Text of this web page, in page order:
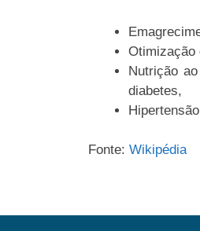
Otimização
Nutrição
diabetes,
Fonte: Wikipédia